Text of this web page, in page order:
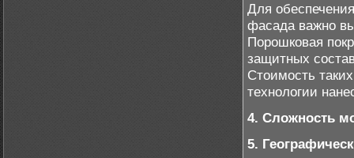
Для
фасада важно
Порошковая
защитных
Стоимость
технологии
4. Сложность
5.